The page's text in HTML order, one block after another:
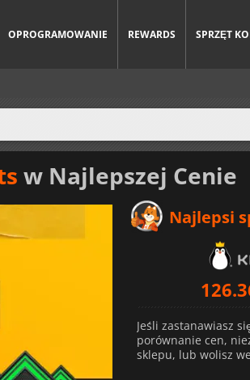
OPROGRAMOWANIE REWARDS SPRZĘT
w Najlepszej Cenie
Najlepsi
Jeśli zastanawiasz
porównanie cen,
sklepu, lub wolisz